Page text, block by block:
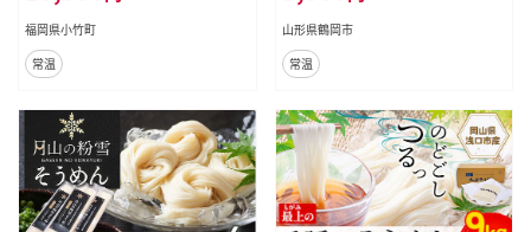
福岡県小竹町
常温
山形県鶴岡市
常温